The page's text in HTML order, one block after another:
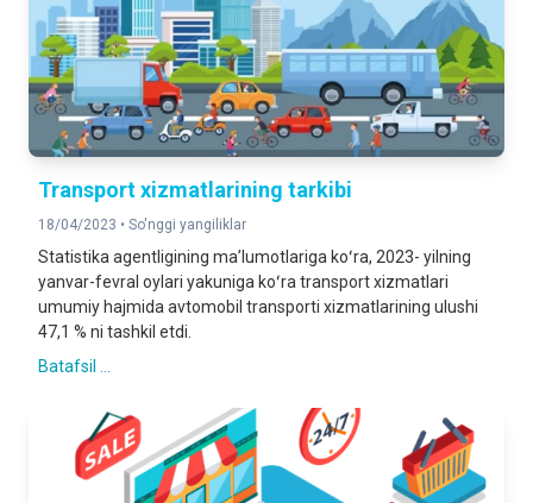
Transport xizmatlarining tarkibi
18/04/2023 • So'nggi yangiliklar
Statistika agentligining maʼlumotlariga koʻra, 2023- yilning
yanvar-fevral oylari yakuniga koʻra transport xizmatlari
umumiy hajmida avtomobil transporti xizmatlarining ulushi
47,1 % ni tashkil etdi.
Batafsil ...